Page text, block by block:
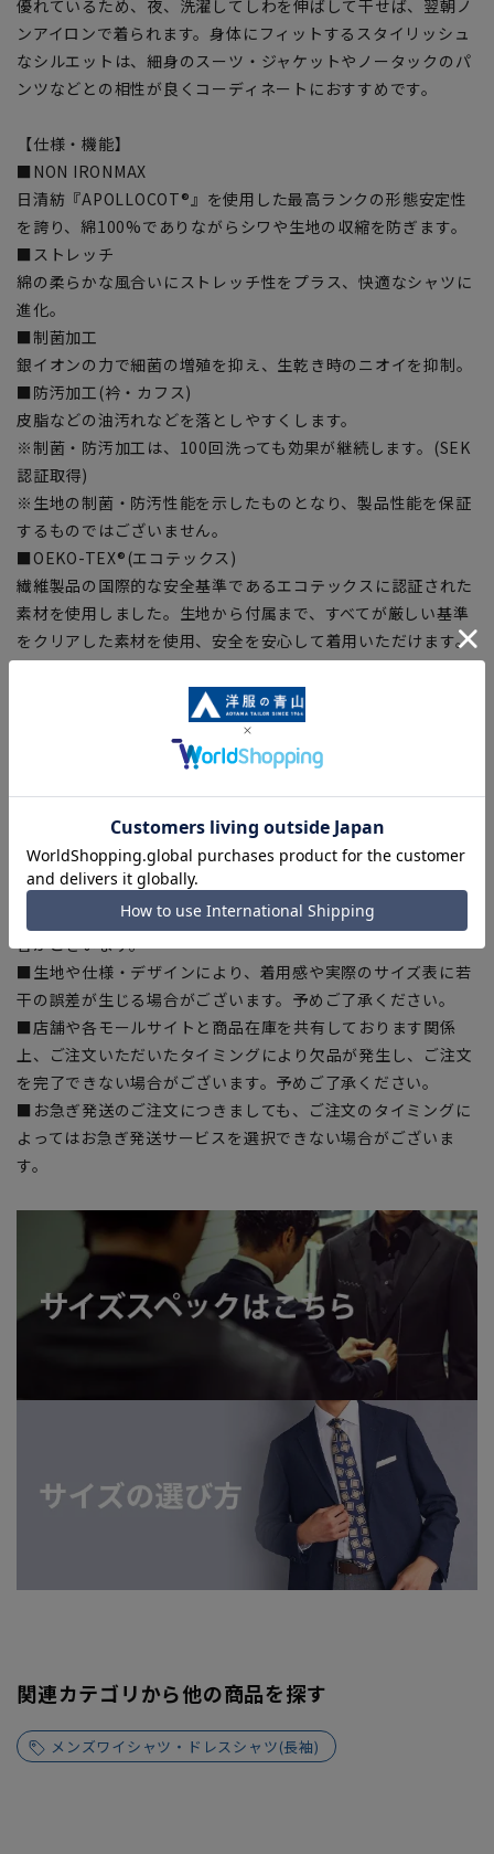
優れているため、夜、洗濯してしわを伸ばして干せば、翌朝ノ
ンアイロンで着られます。身体にフィットするスタイリッシュ
なシルエットは、細身のスーツ・ジャケットやノータックのパ
ンツなどとの相性が良くコーディネートにおすすめです。
【仕様・機能】
■NON IRONMAX
日清紡『APOLLOCOT®』を使用した最高ランクの形態安定性
を誇り、綿100%でありながらシワや生地の収縮を防ぎます。
■ストレッチ
綿の柔らかな風合いにストレッチ性をプラス、快適なシャツに
進化。
■制菌加工
銀イオンの力で細菌の増殖を抑え、生乾き時のニオイを抑制。
■防汚加工(衿・カフス)
皮脂などの油汚れなどを落としやすくします。
※制菌・防汚加工は、100回洗っても効果が継続します。(SEK
認証取得)
※生地の制菌・防汚性能を示したものとなり、製品性能を保証
するものではございません。
■OEKO-TEX®(エコテックス)
繊維製品の国際的な安全基準であるエコテックスに認証された
素材を使用しました。生地から付属まで、すべてが厳しい基準
をクリアした素材を使用、安全を安心して着用いただけます。
【シルエット】《細め(スリム)》 (当社比)
【商品に関するご注意】
■ゆとり感には個人差があります。サイズ表を確認の上、ご購
入の目安としてご利用ください。
■ブラウザやお使いのモニター環境、室内外等の撮影時の環境
下での光加減により、実際の商品と掲載画像の色味が異なる場
合がございます。
■生地や仕様・デザインにより、着用感や実際のサイズ表に若
干の誤差が生じる場合がございます。予めご了承ください。
■店舗や各モールサイトと商品在庫を共有しております関係
上、ご注文いただいたタイミングにより欠品が発生し、ご注文
を完了できない場合がございます。予めご了承ください。
■お急ぎ発送のご注文につきましても、ご注文のタイミングに
よってはお急ぎ発送サービスを選択できない場合がございま
す。
関連カテゴリから他の商品を探す
メンズワイシャツ・ドレスシャツ(長袖)